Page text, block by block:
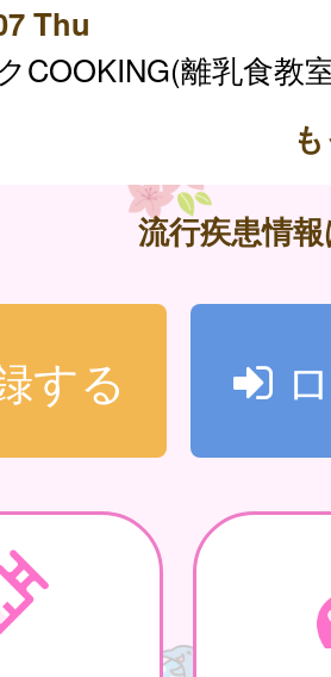
Thu
COOKING(離乳食
流行疾患情
する